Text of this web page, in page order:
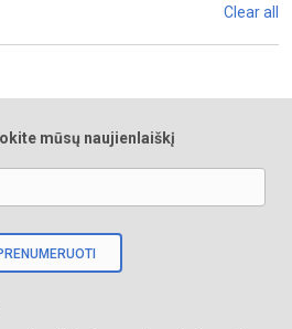
Clear all
mūsų naujienlaiškį